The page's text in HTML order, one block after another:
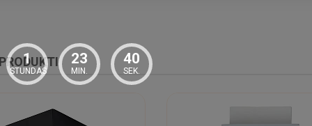
un drošības prasības. Elektroinstalācijas pieslēgšanu
1
STUNDAS
23
MIN.
39
SEK.